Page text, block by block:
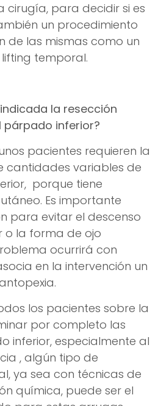
cirugía, para decidir si es
un procedimiento
de las mismas como un
temporal.
la resección
párpado inferior?
pacientes requieren la
cantidades variables de
porque tiene
Es importante
para evitar el descenso
o la forma de ojo
ocurrirá con
en la intervención un
los pacientes sobre la
por completo las
inferior, especialmente al
, algún tipo de
ya sea con técnicas de
química, puede ser el